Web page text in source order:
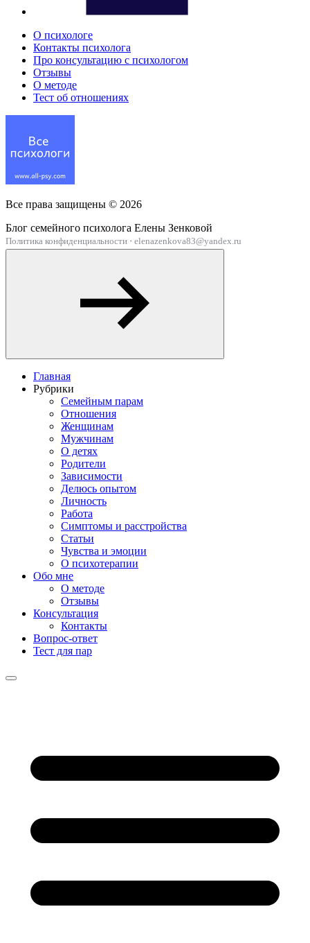
О психологе
Контакты психолога
Про консультацию с психологом
Отзывы
О методе
Тест об отношениях
Все права защищены © 2026
Блог семейного психолога Елены Зенковой
Политика конфиденциальности · elenazenkova83@yandex.ru
Главная
Рубрики
Семейным парам
Отношения
Женщинам
Мужчинам
О детях
Родители
Зависимости
Делюсь опытом
Личность
Работа
Симптомы и расстройства
Статьи
Чувства и эмоции
О психотерапии
Обо мне
О методе
Отзывы
Консультация
Контакты
Вопрос-ответ
Тест для пар